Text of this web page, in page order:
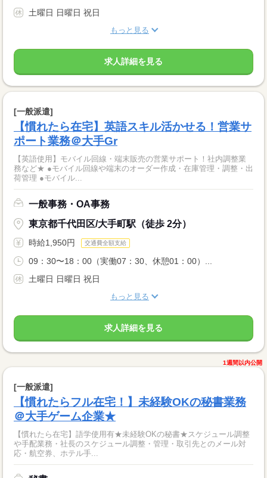
土曜日 日曜日 祝日
もっと見る
求人詳細を見る
[一般派遣]
【慣れたら在宅】英語スキル活かせる！営業サ
ポート業務＠大手Gr
【英語使用】モバイル回線・端末販売の営業サポート！社内調整業
務など★ ●モバイル回線や端末のオーダー作成・在庫管理・調整・出
荷管理 ●モバイル...
一般事務・OA事務
東京都千代田区/大手町駅（徒歩 2分）
時給1,950円 交通費全額支給
09：30〜18：00（実働07：30、休憩01：00）...
土曜日 日曜日 祝日
もっと見る
求人詳細を見る
1週間以内公開
[一般派遣]
【慣れたらフル在宅！】未経験OKの秘書業務
＠大手ゲーム企業★
【慣れたら在宅】語学使用有★未経験OKの秘書★スケジュール調整
や手配業務・社長のスケジュール調整・管理・取引先とのメール対
応・航空券、ホテル手...